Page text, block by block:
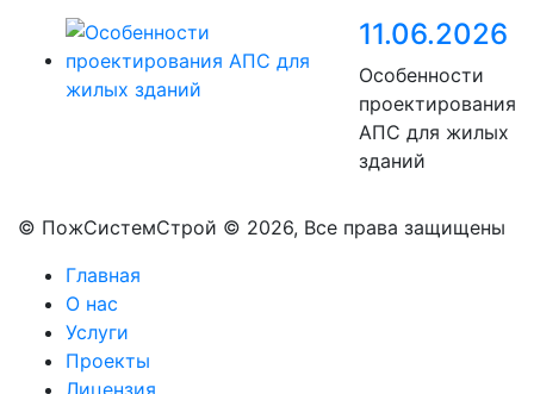
11.06.2026
Особенности
проектирования
АПС для жилых
зданий
© ПожСистемСтрой © 2026, Все права защищены
Главная
О нас
Услуги
Проекты